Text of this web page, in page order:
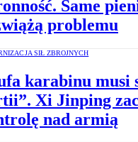
Same
problemu
SIŁ ZBROJNYCH
karabinu musi
Xi Jinping
nad armią